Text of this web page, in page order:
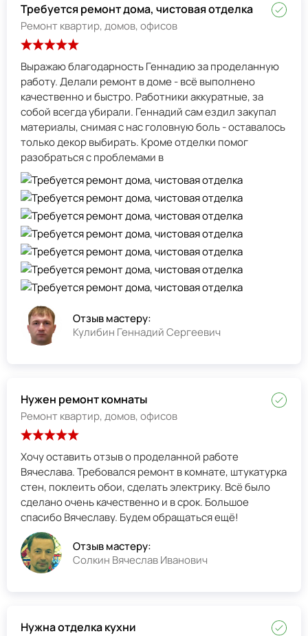
Требуется ремонт дома, чистовая отделка
Ремонт квартир, домов, офисов
Выражаю благодарность Геннадию за проделанную
работу. Делали ремонт в доме - всё выполнено
качественно и быстро. Работники аккуратные, за
собой всегда убирали. Геннадий сам ездил закупал
материалы, снимая с нас головную боль - оставалось
только декор выбирать. Кроме отделки помог
разобраться с проблемами в
Отзыв мастеру:
Кулибин Геннадий Сергеевич
Нужен ремонт комнаты
Ремонт квартир, домов, офисов
Хочу оставить отзыв о проделанной работе
Вячеслава. Требовался ремонт в комнате, штукатурка
стен, поклеить обои, сделать электрику. Всё было
сделано очень качественно и в срок. Большое
спасибо Вячеславу. Будем обращаться ещё!
Отзыв мастеру:
Солкин Вячеслав Иванович
Нужна отделка кухни